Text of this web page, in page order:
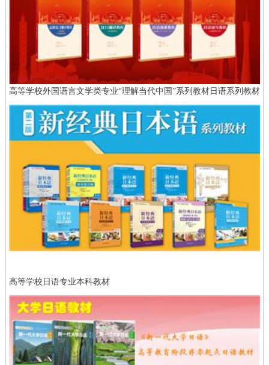
高等学校外国语言文学类专业“理解当代中国”系列教材日语系列教材
高等学校日语专业本科教材